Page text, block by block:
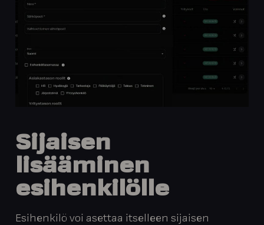
Sijaisen
lisääminen
esihenkilölle
Esihenkilö voi asettaa itselleen sijaisen